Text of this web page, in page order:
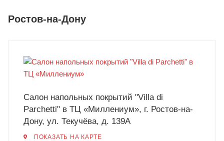
Ростов-на-Дону
Салон напольных покрытий "Villa di
Parchetti" в ТЦ «Миллениум», г. Ростов-на-
Дону, ул. Текучёва, д. 139А
ПОКАЗАТЬ НА КАРТЕ